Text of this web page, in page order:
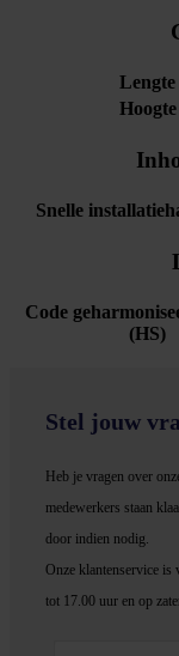
Lengte
Hoogte
Snelle
Code
(HS)
Stel jouw
Heb je vragen over
medewerkers staan
door indien nodig.
Onze klantenservice is
tot 17.00 uur en op